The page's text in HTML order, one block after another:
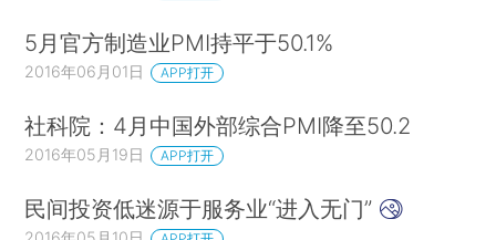
5月官方制造业PMI持平于50.1%
2016年06月01日 APP打开
社科院：4月中国外部综合PMI降至50.2
2016年05月19日 APP打开
民间投资低迷源于服务业“进入无门”